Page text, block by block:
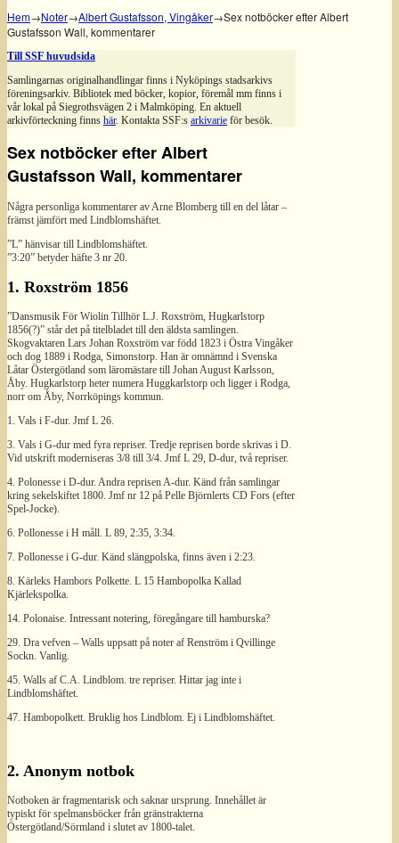
Hem→Noter→Albert Gustafsson, Vingåker→Sex notböcker efter Albert
Gustafsson Wall, kommentarer
Till SSF huvudsida
Samlingarnas originalhandlingar finns i Nyköpings stadsarkivs
föreningsarkiv. Bibliotek med böcker, kopior, föremål mm finns i
vår lokal på Siegrothsvägen 2 i Malmköping. En aktuell
arkivförteckning finns här. Kontakta SSF:s arkivarie för besök.
Sex notböcker efter Albert
Gustafsson Wall, kommentarer
Några personliga kommentarer av Arne Blomberg till en del låtar –
främst jämfört med Lindblomshäftet.
”L” hänvisar till Lindblomshäftet.
”3:20” betyder häfte 3 nr 20.
1. Roxström 1856
”Dansmusik För Wiolin Tillhör L.J. Roxström, Hugkarlstorp
1856(?)” står det på titelbladet till den äldsta samlingen.
Skogvaktaren Lars Johan Roxström var född 1823 i Östra Vingåker
och dog 1889 i Rodga, Simonstorp. Han är omnämnd i Svenska
Låtar Östergötland som läromästare till Johan August Karlsson,
Åby. Hugkarlstorp heter numera Huggkarlstorp och ligger i Rodga,
norr om Åby, Norrköpings kommun.
1. Vals i F-dur. Jmf L 26.
3. Vals i G-dur med fyra repriser. Tredje reprisen borde skrivas i D.
Vid utskrift moderniseras 3/8 till 3/4. Jmf L 29, D-dur, två repriser.
4. Polonesse i D-dur. Andra reprisen A-dur. Känd från samlingar
kring sekelskiftet 1800. Jmf nr 12 på Pelle Björnlerts CD Fors (efter
Spel-Jocke).
6. Pollonesse i H måll. L 89, 2:35, 3:34.
7. Pollonesse i G-dur. Känd slängpolska, finns även i 2:23.
8. Kärleks Hambors Polkette. L 15 Hambopolka Kallad
Kjärlekspolka.
14. Polonaise. Intressant notering, föregångare till hamburska?
29. Dra vefven – Walls uppsatt på noter af Renström i Qvillinge
Sockn. Vanlig.
45. Walls af C.A. Lindblom. tre repriser. Hittar jag inte i
Lindblomshäftet.
47. Hambopolkett. Bruklig hos Lindblom. Ej i Lindblomshäftet.
2. Anonym notbok
Notboken är fragmentarisk och saknar ursprung. Innehållet är
typiskt för spelmansböcker från gränstrakterna
Östergötland/Sörmland i slutet av 1800-talet.